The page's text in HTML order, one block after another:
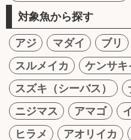
対象魚から探す
アジ マダイ ブリ
スルメイカ
ケンサキ
スズキ（シーバス）
ニジマス
アマゴ
ヒラメ
アオリイカ